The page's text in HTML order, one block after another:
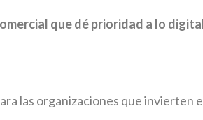
que dé prioridad a lo
las organizaciones que invierten